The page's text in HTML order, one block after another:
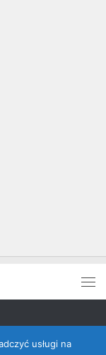
zastrzeżone
usługi na